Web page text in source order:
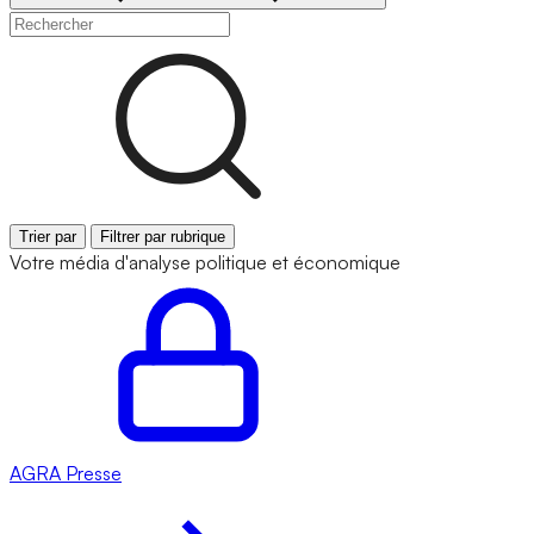
Trier par Filtrer par rubrique
Votre média d'analyse politique et économique
AGRA Presse